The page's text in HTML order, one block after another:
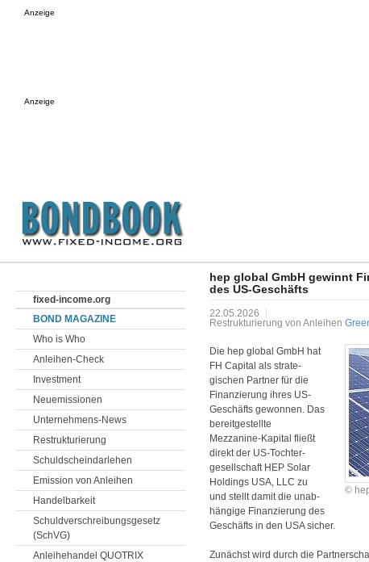
Anzeige
Anzeige
hep global GmbH gewinnt
des US-Geschäfts
22.05.2026
Restrukturierung von Anleihen
©
Die hep global GmbH hat
FH Capital als strate­
gischen Partner für die
Finan­zierung ihres US-
Geschäfts gewonnen. Das
bereit­gestellte
Mezzanine-Kapital fließt
direkt der US-Tochter­
gesell­schaft HEP Solar
Holdings USA, LLC zu
und stellt damit die unab­
hängige Finan­zierung des
Geschäfts in den USA sicher.
Zunächst wird durch die
fixed-income.org
BOND MAGAZINE
Who is Who
Anleihen-Check
Investment
Neuemissionen
Unternehmens-News
Restrukturierung
Schuldscheindarlehen
Emission von Anleihen
Handelbarkeit
Schuldverschreibungsgesetz
(SchVG)
Anleihehandel QUOTRIX